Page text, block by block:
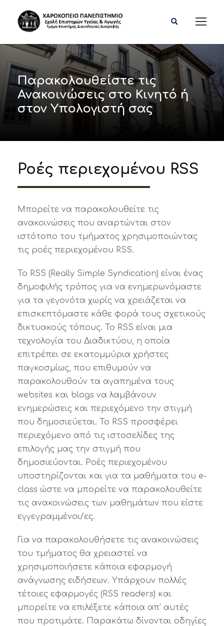
Παρακολουθείστε τις
Ανακοινώσεις στο Κινητό ή
στον Υπολογιστή σας
Ροές περιεχομένου RSS
Μπορείτε να παρακολουθείτε τις
ανακοινώσεις που αναρτώνται στον
ιστότοπο του τμήματος χρησιμοποιώντας
τις ροές περιεχομένου RSS.
To RSS (Really Simple Syndication) είναι ένας
δημοφιλής τρόπος για να ενημερωνόμαστε
για τα γεγονότα χωρίς να χρειάζεται να
επισκεπτόμαστε κάθε φορά τους σχετικούς
δικτυακούς τόπους. Το RSS είναι μια
τεχνολογία του Διαδικτύου, η οποία
επιτρέπει σε εκατομμύρια χρήστες
παγκοσμίως, που επιθυμούν να
παρακολουθούν τα αγαπημένα τους
websites και blogs να λαμβάνουν
ενημερώσεις και περιεχόμενο την στιγμή
που δημοσιεύεται. Το RSS προσφέρει
περιεχόμενο από τις ιστοσελίδες της
επιλογής μας την στιγμή που
δημοσιεύονται. Ροές περιεχομένου
υποστηρίζονται και για τα μαθήματα του e-
class ώστε να μπορείτε να παρακολουθείτε
τις ανακοινώσεις των μαθημάτων που είστε
εγγεγραμμένοι/ες.
Για να παρακολουθήσετε τις ανακοινώσεις
του τμήματος θα χρειαστεί να
χρησιμοποιήσετε κάποια εφαρμογή
ανάγνωσης ειδήσεων. Υπάρχουν πολλές
τέτοιες εφαρμογές (RSS readers) και
μπορείτε να επιλέξετε κάποια απ’ αυτές
που προτιμάτε. Παρακάτω δίνονται οδηγίες